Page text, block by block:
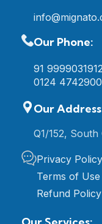
Our Phone:
91
0124 4742900
Our
Q1/152,
Privacy Policy
Terms of Use
Refund Policy